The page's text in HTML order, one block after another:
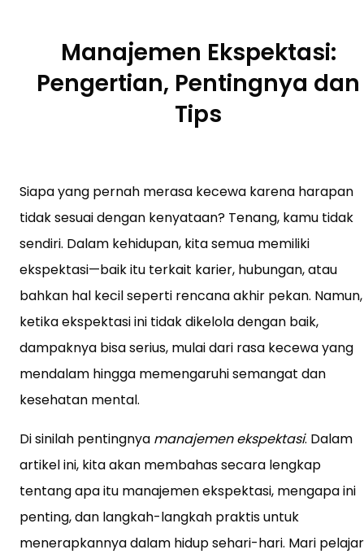
Manajemen Ekspektasi:
Pengertian, Pentingnya dan
Tips
Siapa yang pernah merasa kecewa karena harapan
tidak sesuai dengan kenyataan? Tenang, kamu tidak
sendiri. Dalam kehidupan, kita semua memiliki
ekspektasi—baik itu terkait karier, hubungan, atau
bahkan hal kecil seperti rencana akhir pekan. Namun,
ketika ekspektasi ini tidak dikelola dengan baik,
dampaknya bisa serius, mulai dari rasa kecewa yang
mendalam hingga memengaruhi semangat dan
kesehatan mental.
Di sinilah pentingnya manajemen ekspektasi. Dalam
artikel ini, kita akan membahas secara lengkap
tentang apa itu manajemen ekspektasi, mengapa ini
penting, dan langkah-langkah praktis untuk
menerapkannya dalam hidup sehari-hari. Mari